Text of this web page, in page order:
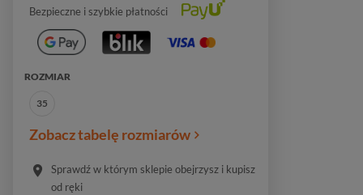
Bezpieczne i szybkie płatności
ROZMIAR
35
Zobacz tabelę rozmiarów
Sprawdź w którym sklepie obejrzysz i kupisz
od ręki